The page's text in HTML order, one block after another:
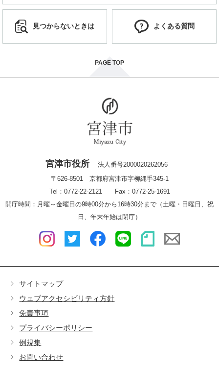
見つからないときは よくある質問
PAGE TOP
サイトマップ
ウェブアクセシビリティ方針
免責事項
プライバシーポリシー
例規集
お問い合わせ
宮津市役所
法人番号2000020262056
〒626-8501 京都府宮津市字柳縄手345-1
Tel：0772-22-2121 Fax：0772-25-1691
開庁時間：月曜～金曜日の9時00分から16時30分まで（土曜・日曜日、祝
日、年末年始は閉庁）